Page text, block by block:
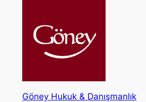
Göney Hukuk & Danışmanlık